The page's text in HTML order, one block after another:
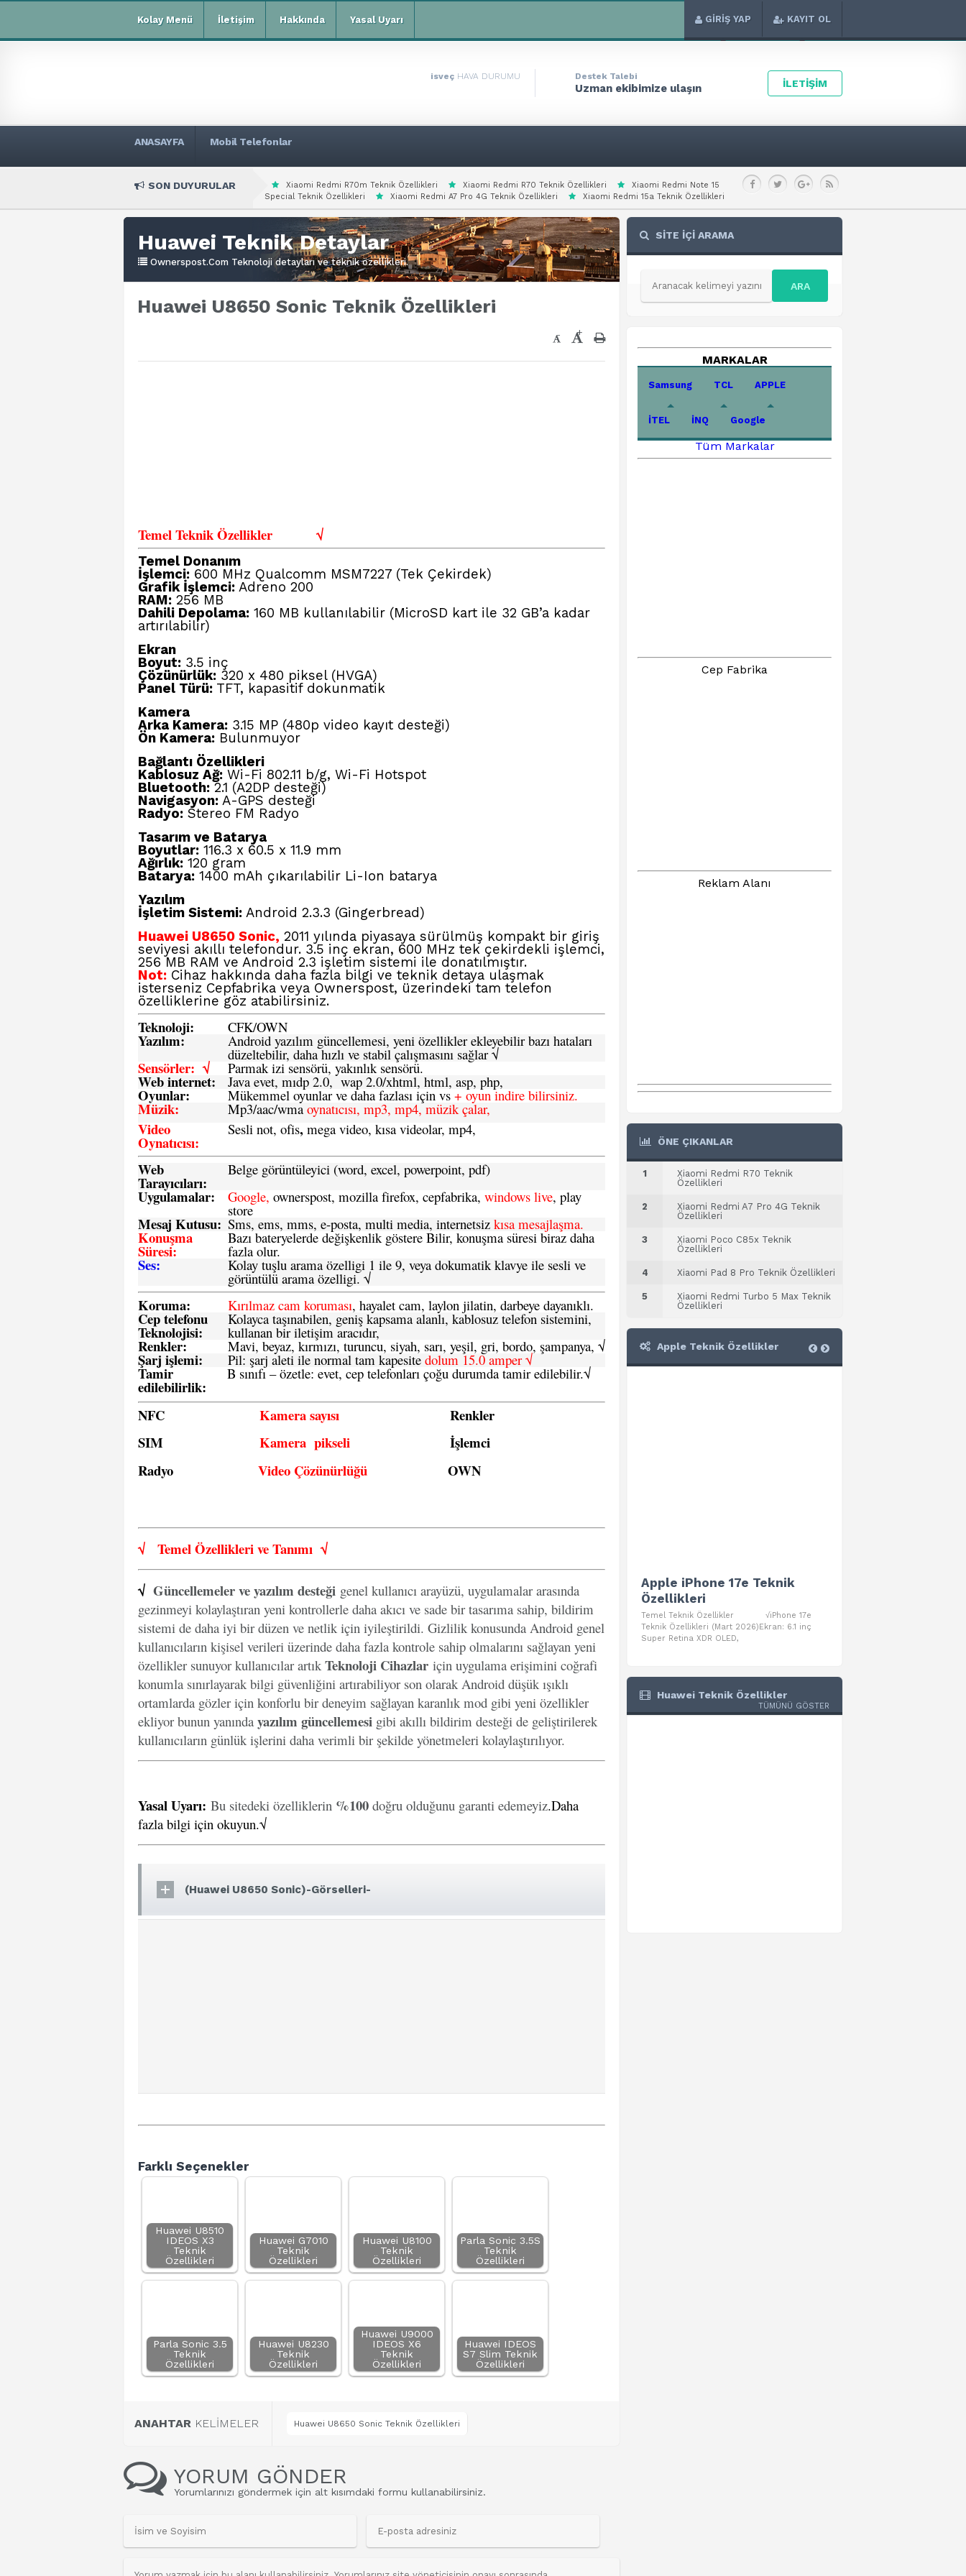
Kolay Menü İletişim Hakkında Yasal Uyarı GİRİŞ YAP KAYIT OL
isveç HAVA DURUMU Destek Talebi
Uzman ekibimize ulaşın İLETİŞİM
ANASAYFA Mobil Telefonlar
SON DUYURULAR Xiaomi Redmi R70m Teknik Özellikleri Xiaomi Redmi R70 Teknik Özellikleri
Xiaomi Redmi Note 15
Special Teknik Özellikleri
Xiaomi Redmi A7 Pro 4G Teknik Özellikleri Xiaomi Redmi 15a Teknik Özellikleri
Huawei Teknik Detaylar
Ownerspost.Com Teknoloji detayları ve teknik özellikleri.
Huawei U8650 Sonic Teknik Özellikleri
- +
Temel Teknik Özellikler√
Temel Donanım
İşlemci: 600 MHz Qualcomm MSM7227 (Tek Çekirdek)
Grafik İşlemci: Adreno 200
RAM: 256 MB
Dahili Depolama: 160 MB kullanılabilir (MicroSD kart ile 32 GB’a kadar
artırılabilir)
Ekran
Boyut: 3.5 inç
Çözünürlük: 320 x 480 piksel (HVGA)
Panel Türü: TFT, kapasitif dokunmatik
Kamera
Arka Kamera: 3.15 MP (480p video kayıt desteği)
Ön Kamera: Bulunmuyor
Bağlantı Özellikleri
Kablosuz Ağ: Wi-Fi 802.11 b/g, Wi-Fi Hotspot
Bluetooth: 2.1 (A2DP desteği)
Navigasyon: A-GPS desteği
Radyo: Stereo FM Radyo
Tasarım ve Batarya
Boyutlar: 116.3 x 60.5 x 11.9 mm
Ağırlık: 120 gram
Batarya: 1400 mAh çıkarılabilir Li-Ion batarya
Yazılım
İşletim Sistemi: Android 2.3.3 (Gingerbread)
Huawei U8650 Sonic, 2011 yılında piyasaya sürülmüş kompakt bir giriş
seviyesi akıllı telefondur. 3.5 inç ekran, 600 MHz tek çekirdekli işlemci,
256 MB RAM ve Android 2.3 işletim sistemi ile donatılmıştır.
Not: Cihaz hakkında daha fazla bilgi ve teknik detaya ulaşmak
isterseniz Cepfabrika veya Ownerspost, üzerindeki tam telefon
özelliklerine göz atabilirsiniz.
Teknoloji: CFK/OWN
Yazılım: Android yazılım güncellemesi, yeni özellikler ekleyebilir bazı hataları
düzeltebilir, daha hızlı ve stabil çalışmasını sağlar √
Sensörler: √ Parmak izi sensörü, yakınlık sensörü.
Web internet: Java evet, mıdp 2.0, wap 2.0/xhtml, html, asp, php,
Oyunlar: Mükemmel oyunlar ve daha fazlası için vs + oyun indire bilirsiniz.
Müzik: Mp3/aac/wmaoynatıcısı, mp3, mp4, müzik çalar,
Video
Oynatıcısı:
Sesli not, ofis, mega video, kısa videolar, mp4,
Web
Tarayıcıları:
Belge görüntüleyici (word, excel, powerpoint, pdf)
Uygulamalar: Google, ownerspost, mozilla firefox, cepfabrika, windows live, play
store
Mesaj Kutusu: Sms, ems, mms, e-posta, multi media, internetsiz kısa mesajlaşma.
Konuşma
Süresi:
Bazı bateryelerde değişkenlik göstere Bilir, konuşma süresi biraz daha
fazla olur.
Ses: Kolay tuşlu arama özelligi 1 ile 9, veya dokumatik klavye ile sesli ve
görüntülü arama özelligi. √
Koruma: Kırılmaz cam koruması, hayalet cam, laylon jilatin, darbeye dayanıklı.
Cep telefonu
Teknolojisi:
Kolayca taşınabilen, geniş kapsama alanlı, kablosuz telefon sistemini,
kullanan bir iletişim aracıdır,
Renkler: Mavi, beyaz, kırmızı, turuncu, siyah, sarı, yeşil, gri, bordo, şampanya, √
Şarj işlemi: Pil: şarj aleti ile normal tam kapesite dolum 15.0 amper √
Tamir
edilebilirlik:
B sınıfı – özetle: evet, cep telefonları çoğu durumda tamir edilebilir.√
NFC Kamera sayısı
Renkler
SIM
Kamera pikseli
İşlemci
Radyo
Video Çözünürlüğü OWN
√ Temel Özellikleri veTanımı √
√ Güncellemeler ve yazılım desteği genel kullanıcı arayüzü, uygulamalar arasında
gezinmeyi kolaylaştıran yeni kontrollerle daha akıcı ve sade bir tasarıma sahip, bildirim
sistemi de daha iyi bir düzen ve netlik için iyileştirildi. Gizlilik konusunda Android genel
kullanıcıların kişisel verileri üzerinde daha fazla kontrole sahip olmalarını sağlayan yeni
özellikler sunuyor kullanıcılar artıkTeknoloji Cihazlar için uygulama erişimini coğrafi
konumla sınırlayarak bilgi güvenliğini artırabiliyor son olarak Android düşük ışıklı
ortamlarda gözler için konforlu bir deneyim sağlayan karanlık mod gibi yeni özellikler
ekliyor bunun yanında yazılım güncellemesi gibi akıllı bildirim desteği de geliştirilerek
kullanıcıların günlük işlerini daha verimli bir şekilde yönetmeleri kolaylaştırılıyor.
Yasal Uyarı: Bu sitedeki özelliklerin %100 doğru olduğunu garanti edemeyiz.Daha
fazla bilgi için okuyun.√
(Huawei U8650 Sonic)-Görselleri-
Farklı Seçenekler
Huawei U8510
IDEOS X3
Teknik
Özellikleri
Huawei G7010
Teknik
Özellikleri
Huawei U8100
Teknik
Özellikleri
Parla Sonic 3.5S
Teknik
Özellikleri
Parla Sonic 3.5
Teknik
Özellikleri
Huawei U8230
Teknik
Özellikleri
Huawei U9000
IDEOS X6
Teknik
Özellikleri
Huawei IDEOS
S7 Slim Teknik
Özellikleri
ANAHTAR KELİMELER Huawei U8650 Sonic Teknik Özellikleri
YORUM GÖNDER
Yorumlarınızı göndermek için alt kısımdaki formu kullanabilirsiniz.
SİTE İÇİ ARAMA
ARA
MARKALAR
Samsung TCL APPLE
İTEL İNQ Google
Tüm Markalar
Cep Fabrika
Reklam Alanı
ÖNE ÇIKANLAR
1
Xiaomi Redmi R70 Teknik
Özellikleri
2
Xiaomi Redmi A7 Pro 4G Teknik
Özellikleri
3
Xiaomi Poco C85x Teknik
Özellikleri
4 Xiaomi Pad 8 Pro Teknik Özellikleri
5
Xiaomi Redmi Turbo 5 Max Teknik
Özellikleri
Apple Teknik Özellikler
Apple iPhone 17e Teknik
Özellikleri
Temel Teknik Özellikler √iPhone 17e
Teknik Özellikleri (Mart 2026)Ekran: 6.1 inç
Super Retina XDR OLED,
Huawei Teknik Özellikler
TÜMÜNÜ GÖSTER